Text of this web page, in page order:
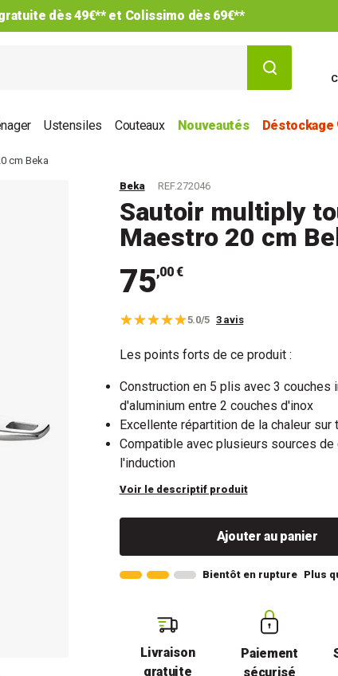
dès 49€** et Colissimo dès 69€**
Ustensiles Couteaux Nouveautés Déstockage
cm Beka
Beka REF.272046
Sautoir multiply
Maestro 20 cm
75,00 €
5.0/5 3 avis
Les points forts de ce produit :
Construction en 5 plis avec 3 couches
d'aluminium entre 2 couches d'inox
Excellente répartition de la chaleur sur
Compatible avec plusieurs sources de
l'induction
Voir le descriptif produit
Ajouter au panier
Bientôt en rupture Plus
Livraison
gratuite
Paiement
sécurisé